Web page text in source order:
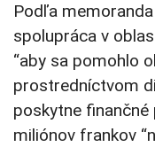
Podľa
spolupráca v
“aby sa pomohlo
prostredníctvom
poskytne
miliónov frankov